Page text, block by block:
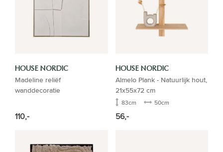
HOUSE NORDIC
Madeline reliëf
wanddecoratie
110,-
HOUSE NORDIC
Almelo Plank - Natuurlijk hout,
21x55x72 cm
83cm 50cm
56,-